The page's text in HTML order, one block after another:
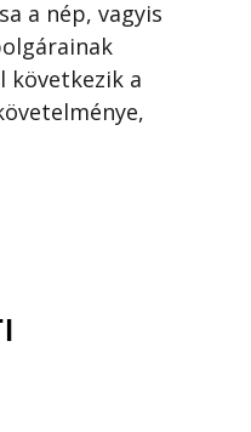
a nép, vagyis
következik a